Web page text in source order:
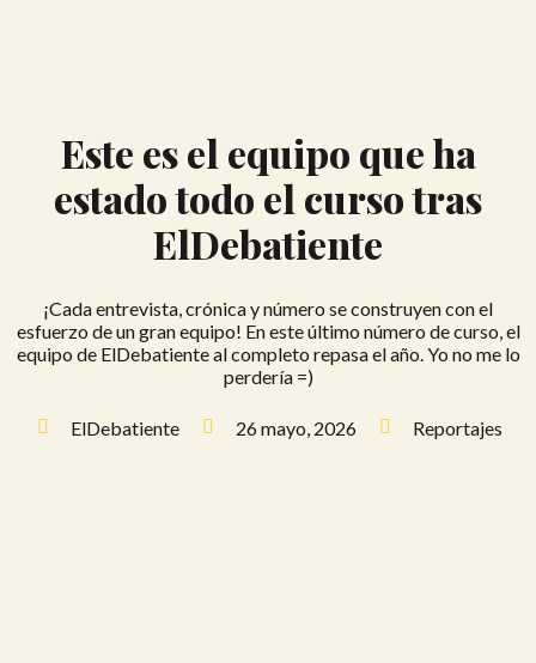
Este es el equipo que ha
estado todo el curso tras
ElDebatiente
¡Cada entrevista, crónica y número se construyen con el
esfuerzo de un gran equipo! En este último número de curso, el
equipo de ElDebatiente al completo repasa el año. Yo no me lo
perdería =)
ElDebatiente 26 mayo, 2026 Reportajes